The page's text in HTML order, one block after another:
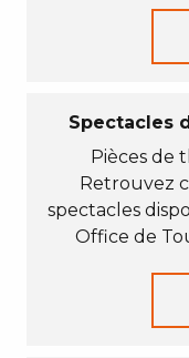
Spectacles
Pièces de
Retrouvez
spectacles
Office de